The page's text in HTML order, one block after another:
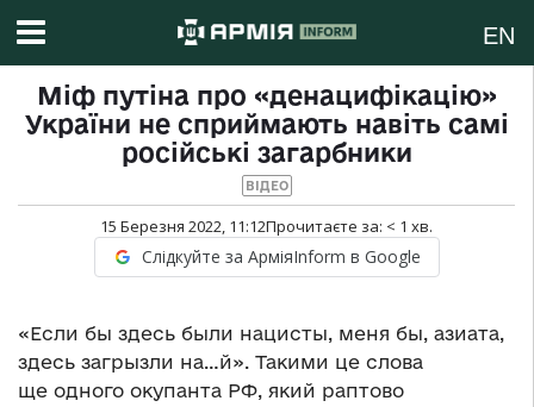
EN
Міф путіна про «денацифікацію»
України не сприймають навіть самі
російські загарбники
ВІДЕО
15 Березня 2022, 11:12Прочитаєте за: < 1 хв.
Слідкуйте за АрміяInform в Google
«Если бы здесь были нацисты, меня бы, азиата,
здесь загрызли на…й». Такими це слова
ще одного окупанта РФ, який раптово